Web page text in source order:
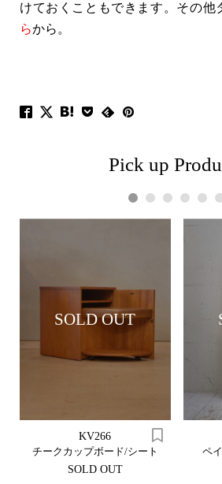
けておくこともできます。その他
らから。
Pick up
SOLD OUT
KV266
チークカップボード/シート
SOLD OUT
ペ
1 2 3 4 5 6